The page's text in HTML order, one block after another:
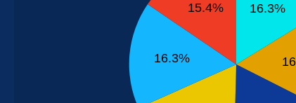
16.3%
16.3%
15.4%